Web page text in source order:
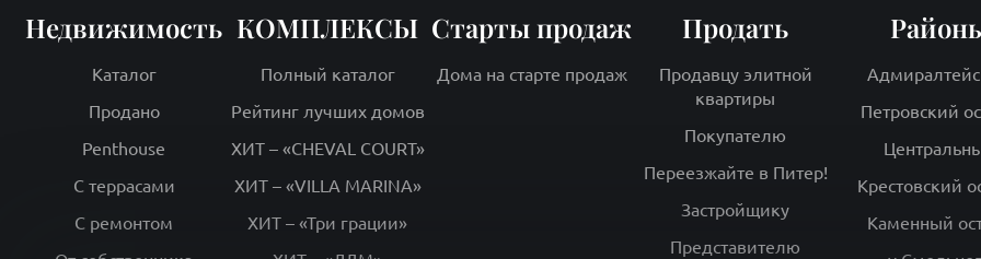
Недвижимость
Каталог
Продано
Penthouse
С террасами
С ремонтом
КОМПЛЕКСЫ
Полный каталог
Рейтинг лучших домов
ХИТ – «CHEVAL COURT»
ХИТ – «VILLA MARINA»
ХИТ – «Три грации»
Старты продаж
Дома на старте продаж
Продать
Продавцу элитной
квартиры
Покупателю
Переезжайте в Питер!
Застройщику
Представителю
Петровский
Крестовский
Каменный